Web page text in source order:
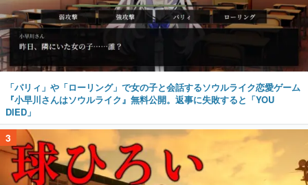
「パリィ」や「ローリング」で女の子と会話するソウルライク恋愛ゲーム
『小早川さんはソウルライク』無料公開。返事に失敗すると「YOU
DIED」
3